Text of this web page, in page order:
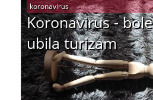
Koronavirus -
ubila turizam
koronavirus